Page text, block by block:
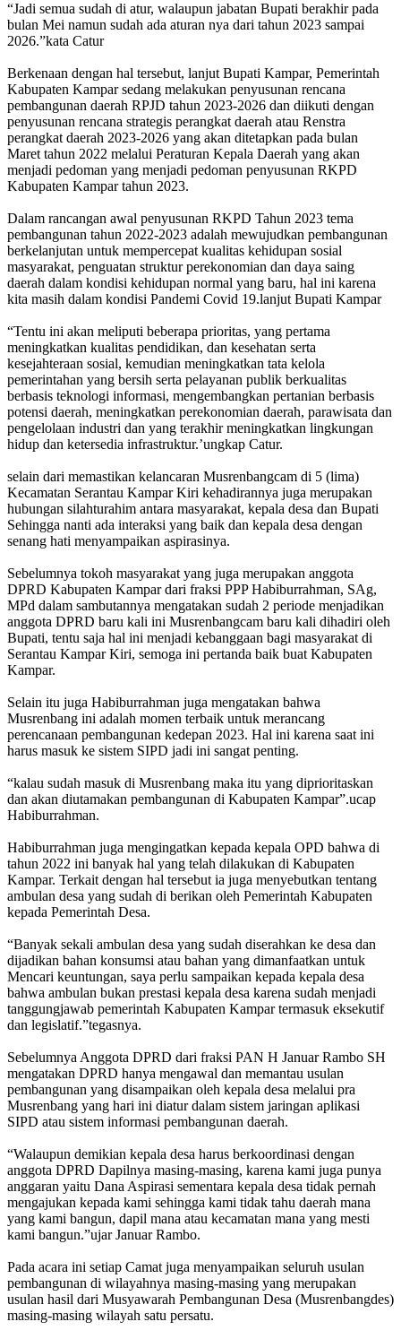
“Jadi semua sudah di atur, walaupun jabatan Bupati berakhir pada
bulan Mei namun sudah ada aturan nya dari tahun 2023 sampai
2026.”kata Catur
Berkenaan dengan hal tersebut, lanjut Bupati Kampar, Pemerintah
Kabupaten Kampar sedang melakukan penyusunan rencana
pembangunan daerah RPJD tahun 2023-2026 dan diikuti dengan
penyusunan rencana strategis perangkat daerah atau Renstra
perangkat daerah 2023-2026 yang akan ditetapkan pada bulan
Maret tahun 2022 melalui Peraturan Kepala Daerah yang akan
menjadi pedoman yang menjadi pedoman penyusunan RKPD
Kabupaten Kampar tahun 2023.
Dalam rancangan awal penyusunan RKPD Tahun 2023 tema
pembangunan tahun 2022-2023 adalah mewujudkan pembangunan
berkelanjutan untuk mempercepat kualitas kehidupan sosial
masyarakat, penguatan struktur perekonomian dan daya saing
daerah dalam kondisi kehidupan normal yang baru, hal ini karena
kita masih dalam kondisi Pandemi Covid 19.lanjut Bupati Kampar
“Tentu ini akan meliputi beberapa prioritas, yang pertama
meningkatkan kualitas pendidikan, dan kesehatan serta
kesejahteraan sosial, kemudian meningkatkan tata kelola
pemerintahan yang bersih serta pelayanan publik berkualitas
berbasis teknologi informasi, mengembangkan pertanian berbasis
potensi daerah, meningkatkan perekonomian daerah, parawisata dan
pengelolaan industri dan yang terakhir meningkatkan lingkungan
hidup dan ketersedia infrastruktur.’ungkap Catur.
selain dari memastikan kelancaran Musrenbangcam di 5 (lima)
Kecamatan Serantau Kampar Kiri kehadirannya juga merupakan
hubungan silahturahim antara masyarakat, kepala desa dan Bupati
Sehingga nanti ada interaksi yang baik dan kepala desa dengan
senang hati menyampaikan aspirasinya.
Sebelumnya tokoh masyarakat yang juga merupakan anggota
DPRD Kabupaten Kampar dari fraksi PPP Habiburrahman, SAg,
MPd dalam sambutannya mengatakan sudah 2 periode menjadikan
anggota DPRD baru kali ini Musrenbangcam baru kali dihadiri oleh
Bupati, tentu saja hal ini menjadi kebanggaan bagi masyarakat di
Serantau Kampar Kiri, semoga ini pertanda baik buat Kabupaten
Kampar.
Selain itu juga Habiburrahman juga mengatakan bahwa
Musrenbang ini adalah momen terbaik untuk merancang
perencanaan pembangunan kedepan 2023. Hal ini karena saat ini
harus masuk ke sistem SIPD jadi ini sangat penting.
“kalau sudah masuk di Musrenbang maka itu yang diprioritaskan
dan akan diutamakan pembangunan di Kabupaten Kampar”.ucap
Habiburrahman.
Habiburrahman juga mengingatkan kepada kepala OPD bahwa di
tahun 2022 ini banyak hal yang telah dilakukan di Kabupaten
Kampar. Terkait dengan hal tersebut ia juga menyebutkan tentang
ambulan desa yang sudah di berikan oleh Pemerintah Kabupaten
kepada Pemerintah Desa.
“Banyak sekali ambulan desa yang sudah diserahkan ke desa dan
dijadikan bahan konsumsi atau bahan yang dimanfaatkan untuk
Mencari keuntungan, saya perlu sampaikan kepada kepala desa
bahwa ambulan bukan prestasi kepala desa karena sudah menjadi
tanggungjawab pemerintah Kabupaten Kampar termasuk eksekutif
dan legislatif.”tegasnya.
Sebelumnya Anggota DPRD dari fraksi PAN H Januar Rambo SH
mengatakan DPRD hanya mengawal dan memantau usulan
pembangunan yang disampaikan oleh kepala desa melalui pra
Musrenbang yang hari ini diatur dalam sistem jaringan aplikasi
SIPD atau sistem informasi pembangunan daerah.
“Walaupun demikian kepala desa harus berkoordinasi dengan
anggota DPRD Dapilnya masing-masing, karena kami juga punya
anggaran yaitu Dana Aspirasi sementara kepala desa tidak pernah
mengajukan kepada kami sehingga kami tidak tahu daerah mana
yang kami bangun, dapil mana atau kecamatan mana yang mesti
kami bangun.”ujar Januar Rambo.
Pada acara ini setiap Camat juga menyampaikan seluruh usulan
pembangunan di wilayahnya masing-masing yang merupakan
usulan hasil dari Musyawarah Pembangunan Desa (Musrenbangdes)
masing-masing wilayah satu persatu.